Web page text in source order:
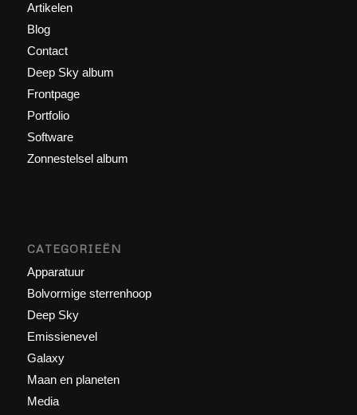
Artikelen
Blog
Contact
Deep Sky album
Frontpage
Portfolio
Software
Zonnestelsel album
CATEGORIEËN
Apparatuur
Bolvormige sterrenhoop
Deep Sky
Emissienevel
Galaxy
Maan en planeten
Media